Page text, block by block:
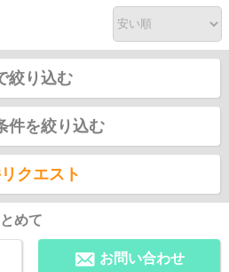
絞り込む
件を絞り込む
クエスト
めて
お問い合わせ